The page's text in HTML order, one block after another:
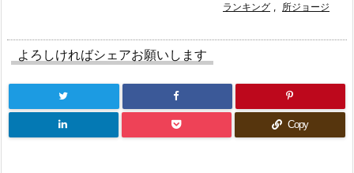
ランキング , 所ジョージ
よろしければシェアお願いします
Copy